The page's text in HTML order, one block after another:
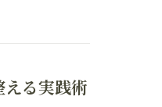
る実践術